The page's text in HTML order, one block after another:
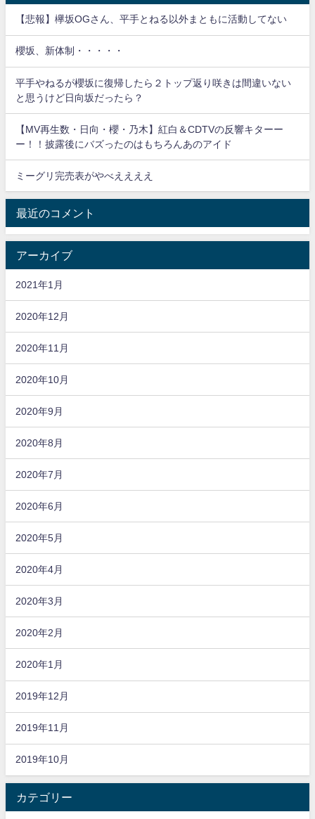
【悲報】欅坂OGさん、平手とねる以外まともに活動してない
櫻坂、新体制・・・・・
平手やねるが櫻坂に復帰したら２トップ返り咲きは間違いない
と思うけど日向坂だったら？
【MV再生数・日向・櫻・乃木】紅白＆CDTVの反響キターー
ー！！披露後にバズったのはもちろんあのアイド
ミーグリ完売表がやべええええ
最近のコメント
アーカイブ
2021年1月
2020年12月
2020年11月
2020年10月
2020年9月
2020年8月
2020年7月
2020年6月
2020年5月
2020年4月
2020年3月
2020年2月
2020年1月
2019年12月
2019年11月
2019年10月
カテゴリー